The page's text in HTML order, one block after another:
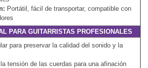
Portátil, fácil de transportar, compatible con
PARA GUITARRISTAS PROFESIONALES
para preservar la calidad del sonido y la
tensión de las cuerdas para una afinación